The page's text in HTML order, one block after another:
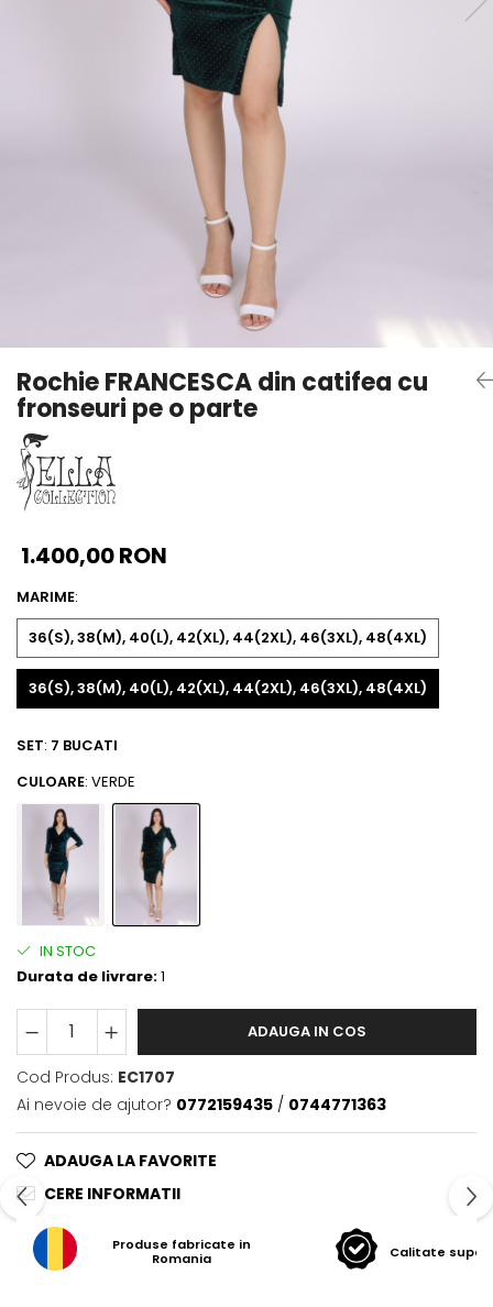
Rochie FRANCESCA din catifea cu
fronseuri pe o parte
1.400,00 RON
MARIME:
36(S), 38(M), 40(L), 42(XL), 44(2XL), 46(3XL), 48(4XL)
36(S), 38(M), 40(L), 42(XL), 44(2XL), 46(3XL), 48(4XL)
SET: 7 BUCATI
CULOARE: VERDE
IN STOC
Durata de livrare:1
ADAUGA IN COS
Cod Produs: EC1707
Ai nevoie de ajutor? 0772159435 / 0744771363
ADAUGA LA FAVORITE
CERE INFORMATII
Produse fabricate in
Romania
Calitate